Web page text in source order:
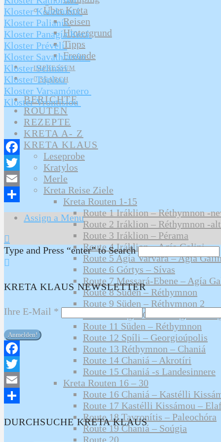
Über Kreta
Reisen
Hintergrund
Tipps
Freunde
IMPRESSUM
SEARCH
BERICHTE
ROUTEN
REZEPTE
KRETA A- Z
KRETA KLAUS
Leseprobe
Kratylos
Merle
Kreta Reise Ziele
Kreta Routen 1-15
Route 1 Iráklion – Réthymnon -
Route 2 Iráklion – Réthymnon -
Route 3 Iráklion – Pérama
Route 4 Iráklion – Agía Galini
Route 5 Agía Varvára – Agía
Route 6 Górtys – Sívas
Route 7 Messará-Ebene – Agía
Route 8 Süden – Réthymnon
Route 9 Süden – Réthymnon 2
Route 10 Agía Galíni Tagesausflug
Route 11 Süden – Réthymnon
Route 12 Spíli – Georgioúpolis
Route 13 Réthymnon – Chaniá
Route 14 Chaniá – Akrotíri
Route 15 Chaniá -s Landesinnere
Kreta Routen 16 – 30
Route 16 Chaniá – Kastélli
Route 17 Kastélli Kissámou –
Route 18 Tavronítis – Paleochóra
Route 19 Chaniá – Soúgia
Route 20
Kloster Koudoumá
Kloster Palianís
Kloster Panagía Kerá
Kloster Préveli
Kloster Savathianón
Kloster Selinári
Kloster Tóplou
Kloster Varsamónero
Kloster Vrontisíou
Facebook
Twitter
Email
Teilen
Assign a Menu
Type and Press “enter” to Search
KRETA KLAUS NEWSLETTER
Ihre E-Mail *
Facebook
Twitter
Email
DURCHSUCHE KRETA KLAUS